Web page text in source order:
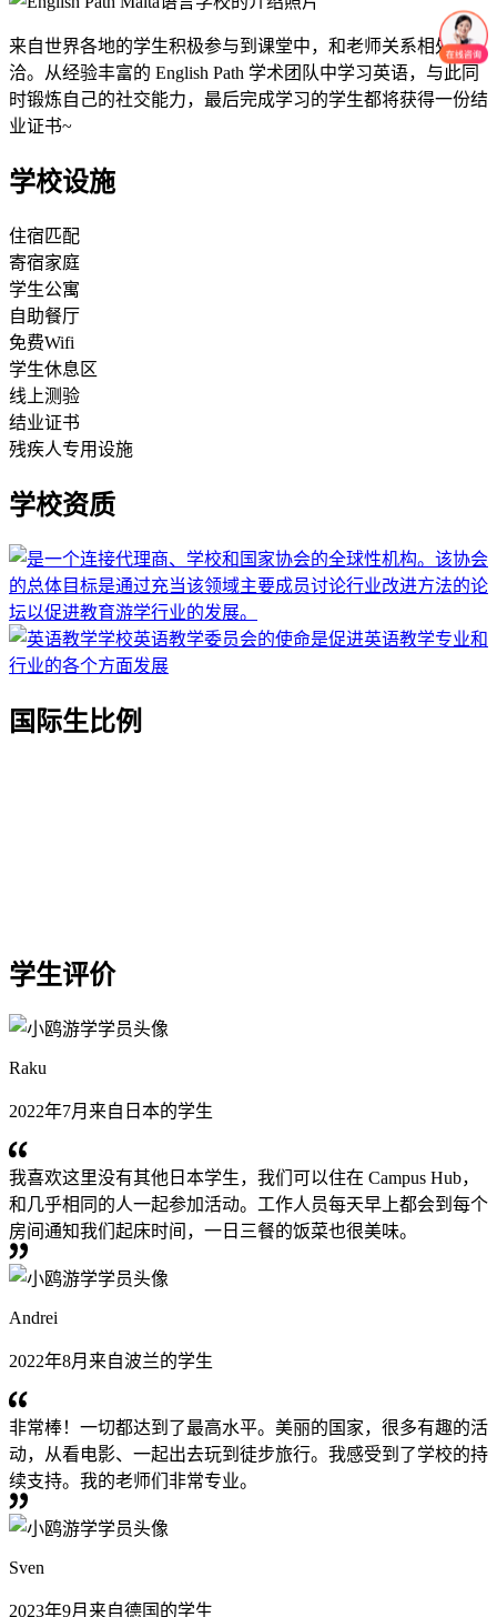
来自世界各地的学生积极参与到课堂中，和老师关系相处融
洽。从经验丰富的 English Path 学术团队中学习英语，与此同
时锻炼自己的社交能力，最后完成学习的学生都将获得一份结
业证书~
学校设施
住宿匹配
寄宿家庭
学生公寓
自助餐厅
免费Wifi
学生休息区
线上测验
结业证书
残疾人专用设施
学校资质
国际生比例
学生评价
Raku
2022年7月来自日本的学生
我喜欢这里没有其他日本学生，我们可以住在 Campus Hub，
和几乎相同的人一起参加活动。工作人员每天早上都会到每个
房间通知我们起床时间，一日三餐的饭菜也很美味。
Andrei
2022年8月来自波兰的学生
非常棒！一切都达到了最高水平。美丽的国家，很多有趣的活
动，从看电影、一起出去玩到徒步旅行。我感受到了学校的持
续支持。我的老师们非常专业。
Sven
2023年9月来自德国的学生